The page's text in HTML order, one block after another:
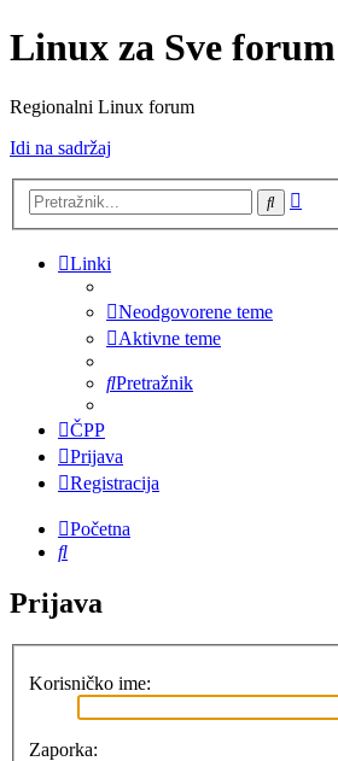
Linux za Sve forum
Regionalni Linux forum
Idi na sadržaj
Pretražnik
Linki
Neodgovorene teme
Aktivne teme
Pretražnik
ČPP
Prijava
Registracija
Početna
Pretražnik
Prijava
Korisničko ime:
Zaporka: